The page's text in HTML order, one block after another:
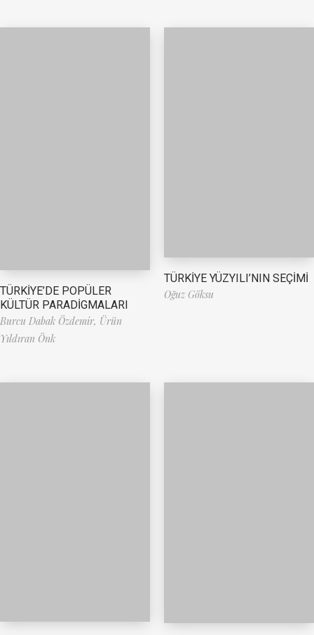
TÜRKİYE’DE POPÜLER
KÜLTÜR PARADİGMALARI
Burcu Dabak Özdemir, Ürün
Yıldıran Önk
TÜRKİYE YÜZYILI’NIN SEÇİMİ
Oğuz Göksu